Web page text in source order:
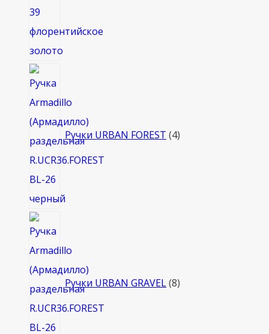
Ручки URBAN FOREST 4
Ручки URBAN GRAVEL 8